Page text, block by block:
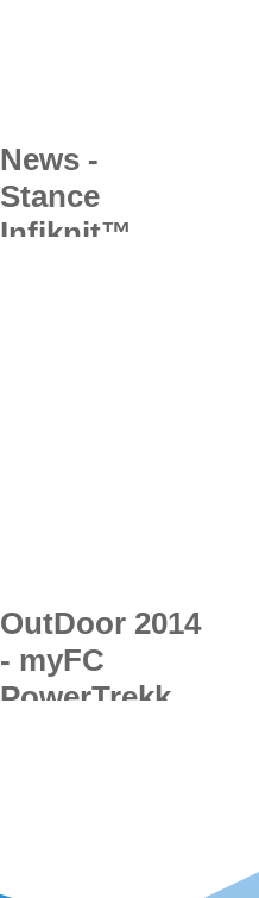
News -
Stance
Infiknit™
OutDoor 2014
- myFC
PowerTrekk